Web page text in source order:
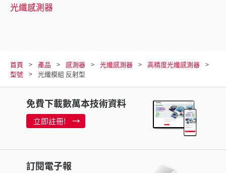
光纖感測器
首頁 產品 感測器 光纖感測器
高精度光纖感測器
型號
光纖模組 反射型
免費下載數萬本技術資料
立即註冊!
訂閱電子報